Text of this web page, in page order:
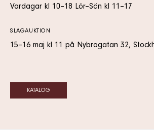
Vardagar kl 10–18 Lör–Sön kl 11–17
SLAGAUKTION
15–16 maj kl 11 på Nybrogatan 32,
KATALOG